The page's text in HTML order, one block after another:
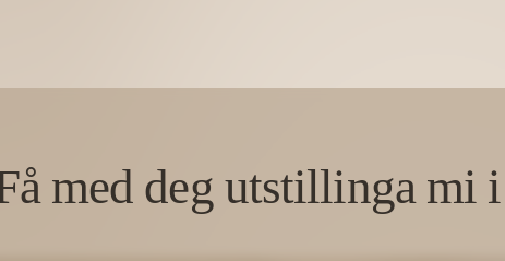
med deg utstillinga mi